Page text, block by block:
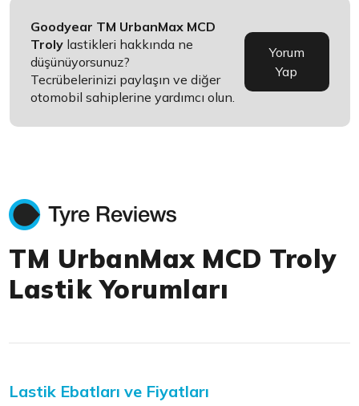
Goodyear TM UrbanMax MCD
Troly lastikleri hakkında ne
düşünüyorsunuz?
Tecrübelerinizi paylaşın ve diğer
otomobil sahiplerine yardımcı olun.
Yorum
Yap
TM UrbanMax MCD Troly
Lastik Yorumları
Lastik Ebatları ve Fiyatları